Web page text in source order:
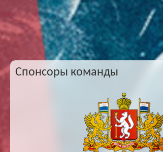
Спонсоры команды